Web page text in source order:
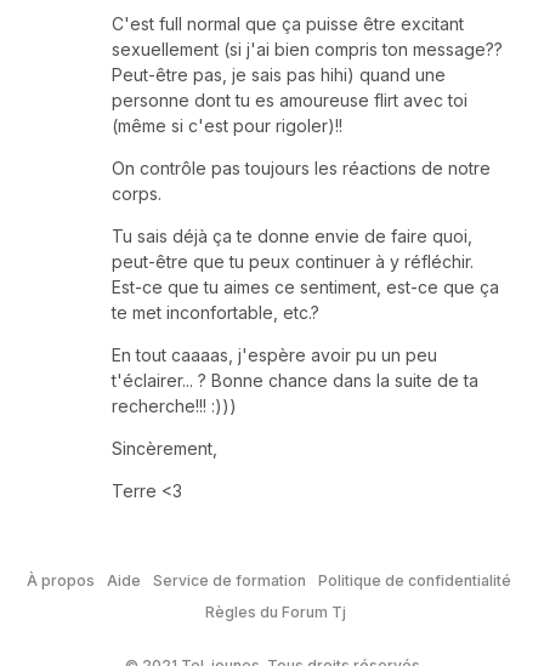
C'est full normal que ça puisse être excitant
sexuellement (si j'ai bien compris ton message??
Peut-être pas, je sais pas hihi) quand une
personne dont tu es amoureuse flirt avec toi
(même si c'est pour rigoler)!!
On contrôle pas toujours les réactions de notre
corps.
Tu sais déjà ça te donne envie de faire quoi,
peut-être que tu peux continuer à y réfléchir.
Est-ce que tu aimes ce sentiment, est-ce que ça
te met inconfortable, etc.?
En tout caaaas, j'espère avoir pu un peu
t'éclairer... ? Bonne chance dans la suite de ta
recherche!!! :)))
Sincèrement,
Terre <3
À propos Aide Service de formation
Politique de confidentialité
Règles du Forum Tj